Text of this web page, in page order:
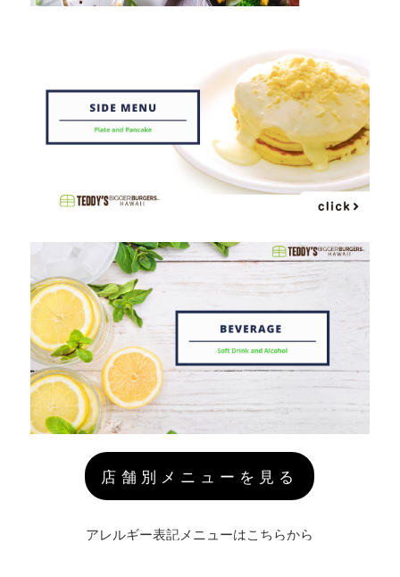
店舗別メニューを見る
アレルギー表記メニューはこちらから